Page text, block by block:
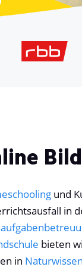
und
in
bieten
in